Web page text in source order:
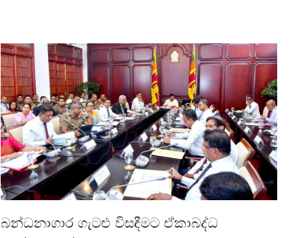
බන්ධනාගාර ගැටළු විසඳීමට ඒකාබද්ධ